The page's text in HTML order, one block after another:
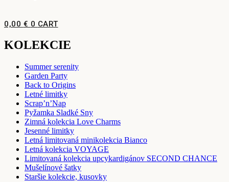
0,00 € 0 CART
KOLEKCIE
Summer serenity
Garden Party
Back to Origins
Letné limitky
Scrap’n’Nap
Pyžamka Sladké Sny
Zimná kolekcia Love Charms
Jesenné limitky
Letná limitovaná minikolekcia Bianco
Letná kolekcia VOYAGE
Limitovaná kolekcia upcykardigánov SECOND CHANCE
Mušelínové šatky
Staršie kolekcie, kusovky